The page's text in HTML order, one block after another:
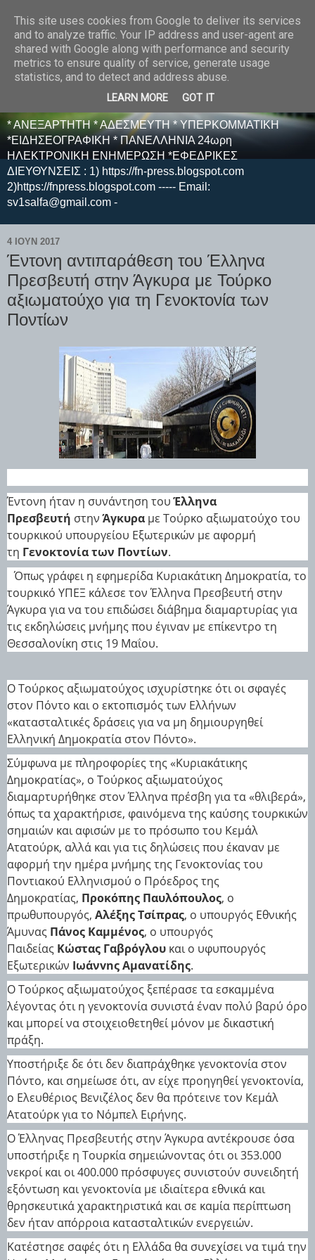
E F E N P R E S S -
ΗΛΕΚΤΡΟΝΙΚΗ
ΕΦΗΜΕΡΙΔΑ
* ΑΝΕΞΑΡΤΗΤΗ * ΑΔΕΣΜΕΥΤΗ * ΥΠΕΡΚΟΜΜΑΤΙΚΗ
*ΕΙΔΗΣΕΟΓΡΑΦΙΚΗ * ΠΑΝΕΛΛΗΝΙΑ 24ωρη
ΗΛΕΚΤΡΟΝΙΚΗ ΕΝΗΜΕΡΩΣΗ *ΕΦΕΔΡΙΚΕΣ
ΔΙΕΥΘΥΝΣΕΙΣ : 1) https://fn-press.blogspot.com
2)https://fnpress.blogspot.com ----- Email:
sv1salfa@gmail.com -
4 ΙΟΥΝ 2017
Έντονη αντιπαράθεση του Έλληνα
Πρεσβευτή στην Άγκυρα με Τούρκο
αξιωματούχο για τη Γενοκτονία των
Ποντίων
Έντονη ήταν η συνάντηση τουΈλληνα
Πρεσβευτή στηνΆγκυρα με Τούρκο αξιωματούχο του
τουρκικού υπουργείου Εξωτερικών με αφορμή
τη Γενοκτονία των Ποντίων.
Όπως γράφει η εφημερίδα Κυριακάτικη Δημοκρατία, το
τουρκικό ΥΠΕΞ κάλεσε τον Έλληνα Πρεσβευτή στην
Άγκυρα για να του επιδώσει διάβημα διαμαρτυρίας για
τις εκδηλώσεις μνήμης που έγιναν με επίκεντρο τη
Θεσσαλονίκη στις 19 Μαΐου.
Ο Τούρκος αξιωματούχος ισχυρίστηκε ότι οι σφαγές
στον Πόντο και ο εκτοπισμός των Ελλήνων
«κατασταλτικές δράσεις για να μη δημιουργηθεί
Ελληνική Δημοκρατία στον Πόντο».
Σύμφωνα με πληροφορίες της «Κυριακάτικης
Δημοκρατίας», ο Τούρκος αξιωματούχος
διαμαρτυρήθηκε στον Έλληνα πρέσβη για τα «θλιβερά»,
όπως τα χαρακτήρισε, φαινόμενα της καύσης τουρκικών
σημαιών και αφισών με το πρόσωπο του Κεμάλ
Ατατούρκ, αλλά και για τις δηλώσεις που έκαναν με
αφορμή την ημέρα μνήμης της Γενοκτονίας του
Ποντιακού Ελληνισμού ο Πρόεδρος της
Δημοκρατίας, Προκόπης Παυλόπουλος, ο
πρωθυπουργός, Αλέξης Tσίπρας, ο υπουργός Εθνικής
Άμυνας Πάνος Καμμένος, ο υπουργός
Παιδείας Κώστας Γαβρόγλου και ο υφυπουργός
Εξωτερικών Ιωάνvnς Αμανατίδης.
Ο Τούρκος αξιωματούχος ξεπέρασε τα εσκαμμένα
λέγοντας ότι η γενοκτονία συνιστά έναν πολύ βαρύ όρο
και μπορεί να στοιχειοθετηθεί μόνον με δικαστική
πράξη.
Υποστήριξε δε ότι δεν διαπράχθηκε γενοκτονία στον
Πόντο, και σημείωσε ότι, αν είχε προηγηθεί γενοκτονία,
ο Ελευθέριος Βενιζέλος δεν θα πρότεινε τον Κεμάλ
Ατατούρκ για το Νόμπελ Ειρήνης.
Ο Έλληνας Πρεσβευτής στην Άγκυρα αντέκρουσε όσα
υποστήριξε η Τουρκία σημειώνοντας ότι οι 353.000
νεκροί και οι 400.000 πρόσφυγες συνιστούν συνειδητή
εξόντωση και γενοκτονία με ιδιαίτερα εθνικά και
θρησκευτικά χαρακτηριστικά και σε καμία περίπτωση
δεν ήταν απόρροια κατασταλτικών ενεργειών.
Κατέστησε σαφές ότι η Ελλάδα θα συνεχίσει να τιμά την
This site uses cookies from Google to deliver its services
and to analyze traffic. Your IP address and user-agent are
shared with Google along with performance and security
metrics to ensure quality of service, generate usage
statistics, and to detect and address abuse.
LEARN MORE GOT IT